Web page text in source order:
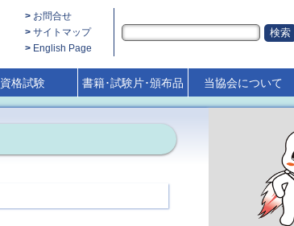
お問合せ
サイトマップ
English Page
資格試験 書籍･試験片･頒布品 当協会について